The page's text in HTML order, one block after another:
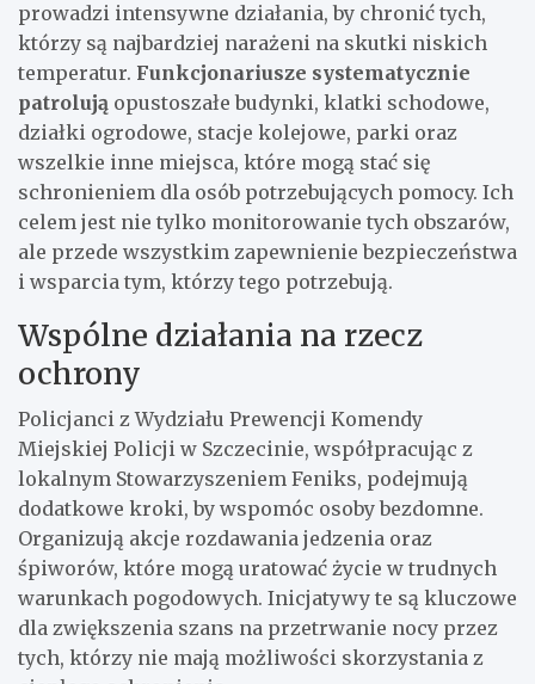
prowadzi intensywne działania, by chronić tych,
którzy są najbardziej narażeni na skutki niskich
temperatur. Funkcjonariusze systematycznie
patrolują opustoszałe budynki, klatki schodowe,
działki ogrodowe, stacje kolejowe, parki oraz
wszelkie inne miejsca, które mogą stać się
schronieniem dla osób potrzebujących pomocy. Ich
celem jest nie tylko monitorowanie tych obszarów,
ale przede wszystkim zapewnienie bezpieczeństwa
i wsparcia tym, którzy tego potrzebują.
Wspólne działania na rzecz
ochrony
Policjanci z Wydziału Prewencji Komendy
Miejskiej Policji w Szczecinie, współpracując z
lokalnym Stowarzyszeniem Feniks, podejmują
dodatkowe kroki, by wspomóc osoby bezdomne.
Organizują akcje rozdawania jedzenia oraz
śpiworów, które mogą uratować życie w trudnych
warunkach pogodowych. Inicjatywy te są kluczowe
dla zwiększenia szans na przetrwanie nocy przez
tych, którzy nie mają możliwości skorzystania z